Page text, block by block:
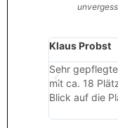
Klaus Probst
Sehr
mit ca. 18
Blick auf die